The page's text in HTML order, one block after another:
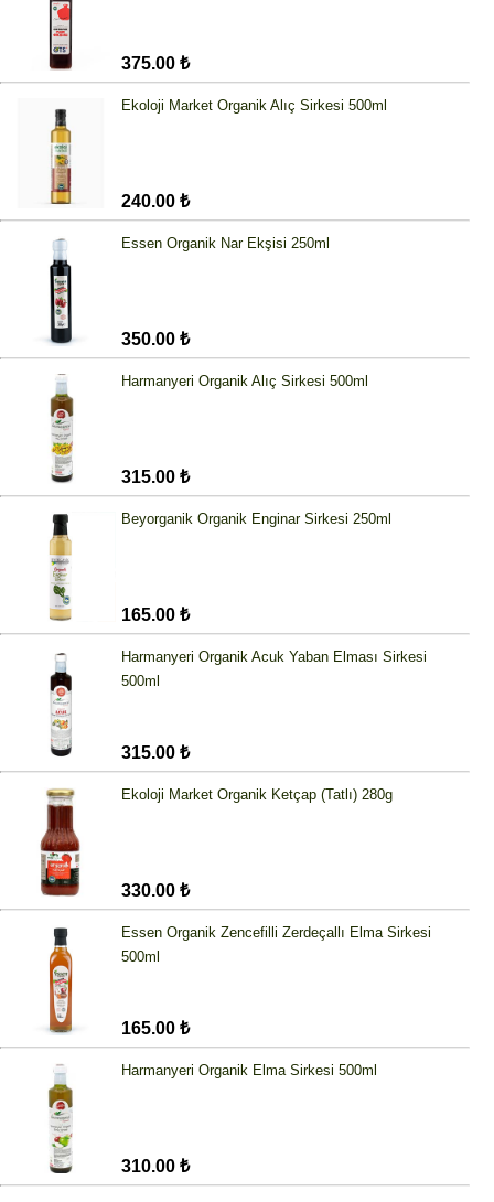
375.00 ₺
Ekoloji Market Organik Alıç Sirkesi 500ml
240.00 ₺
Essen Organik Nar Ekşisi 250ml
350.00 ₺
Harmanyeri Organik Alıç Sirkesi 500ml
315.00 ₺
Beyorganik Organik Enginar Sirkesi 250ml
165.00 ₺
Harmanyeri Organik Acuk Yaban Elması Sirkesi
500ml
315.00 ₺
Ekoloji Market Organik Ketçap (Tatlı) 280g
330.00 ₺
Essen Organik Zencefilli Zerdeçallı Elma Sirkesi
500ml
165.00 ₺
Harmanyeri Organik Elma Sirkesi 500ml
310.00 ₺